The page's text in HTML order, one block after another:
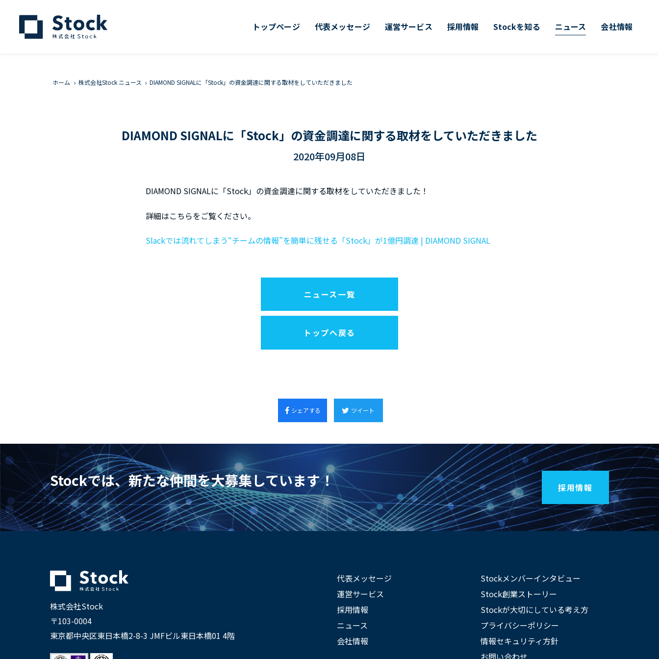
トップページ 代表メッセージ 運営サービス 採用情報 Stockを知る ニュース 会社情報
ホーム 株式会社Stock ニュース DIAMOND SIGNALに「Stock」の資金調達に関する取材をしていただきました
DIAMOND SIGNALに「Stock」の資金調達に関する取材をしていただきました
2020年09月08日
DIAMOND SIGNALに「Stock」の資金調達に関する取材をしていただきました！
詳細はこちらをご覧ください。
Slackでは流れてしまう“チームの情報”を簡単に残せる「Stock」が1億円調達 | DIAMOND SIGNAL
ニュース一覧
トップへ戻る
シェアする ツイート
Stockでは、新たな仲間を大募集しています！ 採用情報
株式会社Stock
〒103-0004
東京都中央区東日本橋2-8-3 JMFビル東日本橋01 4階
代表メッセージ
運営サービス
採用情報
ニュース
会社情報
Stockメンバーインタビュー
Stock創業ストーリー
Stockが大切にしている考え方
プライバシーポリシー
情報セキュリティ方針
お問い合わせ